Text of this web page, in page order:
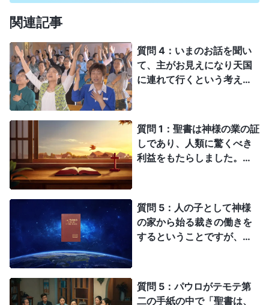
働いてきた私たちでも、終わりの日における全能神の裁き
の働きを受けずには天国へ行けないのでしょうか？
関連記事
質問 4：いまのお話を聞い
て、主がお見えになり天国
に連れて行くという考えは
主の御言葉を裏切る行為で
した。主の再来をどうやっ
て待てば引き上げられるの
でしょう。もう少し詳しく
質問 1：聖書は神様の業の証
しであり、人類に驚くべき
利益をもたらしました。聖
で偉大な行い、そしてその
全能性が理解できます。聖
書は神様の言葉の記録であ
り、神様についての人の証
って永遠の命を得ることが
できないのだろうか？ な
質問 5：人の子として神様
の家から始る裁きの働きを
するということですが、こ
から始まる裁きはヨハネの
黙示録にある大きな白い玉
質問 5：パウロがテモテ第
二の手紙の中で「聖書は、